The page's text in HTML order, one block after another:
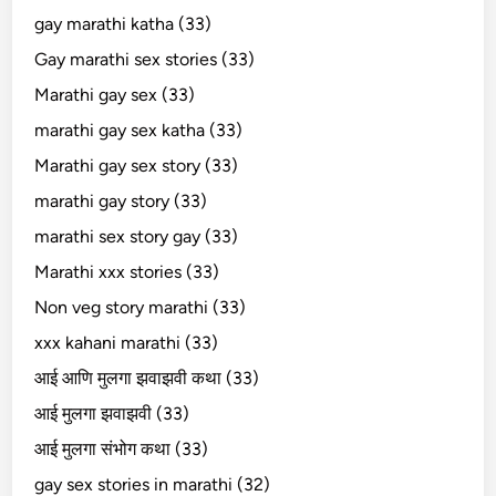
gay marathi katha (33)
Gay marathi sex stories (33)
Marathi gay sex (33)
marathi gay sex katha (33)
Marathi gay sex story (33)
marathi gay story (33)
marathi sex story gay (33)
Marathi xxx stories (33)
Non veg story marathi (33)
xxx kahani marathi (33)
आई आणि मुलगा झवाझवी कथा (33)
आई मुलगा झवाझवी (33)
आई मुलगा संभोग कथा (33)
gay sex stories in marathi (32)